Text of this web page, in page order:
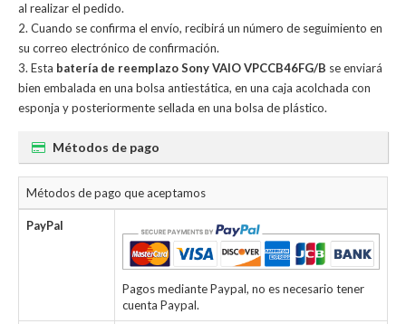
al realizar el pedido.
Cuando se confirma el envío, recibirá un número de seguimiento en
su correo electrónico de confirmación.
Esta batería de reemplazo Sony VAIO VPCCB46FG/B se enviará
bien embalada en una bolsa antiestática, en una caja acolchada con
esponja y posteriormente sellada en una bolsa de plástico.
Métodos de pago
Métodos de pago que aceptamos
PayPal
Pagos mediante Paypal, no es necesario tener
cuenta Paypal.